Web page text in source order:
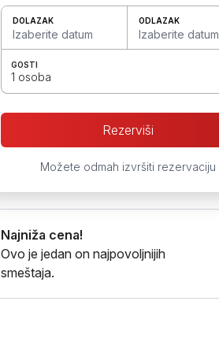
DOLAZAK
Izaberite datum
ODLAZAK
Izaberite datum
GOSTI
1 osoba
Rezerviši
Možete odmah izvršiti rezervaciju
Najniža cena!
Ovo je jedan on najpovoljnijih
smeštaja.